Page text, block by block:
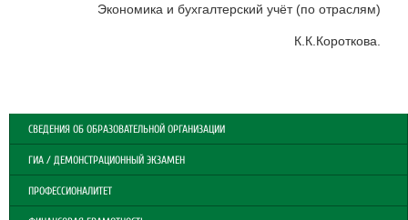
Экономика и бухгалтерский учёт (по отраслям)
К.К.Короткова.
СВЕДЕНИЯ ОБ ОБРАЗОВАТЕЛЬНОЙ ОРГАНИЗАЦИИ
ГИА / ДЕМОНСТРАЦИОННЫЙ ЭКЗАМЕН
ПРОФЕССИОНАЛИТЕТ